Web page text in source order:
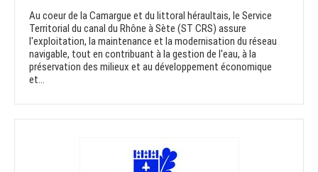
Au coeur de la Camargue et du littoral héraultais, le Service
Territorial du canal du Rhône à Sète (ST CRS) assure
l'exploitation, la maintenance et la modernisation du réseau
navigable, tout en contribuant à la gestion de l'eau, à la
préservation des milieux et au développement économique
et...